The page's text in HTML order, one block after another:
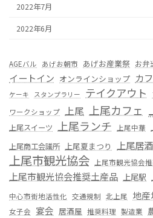
2022年7月
2022年6月
AGEバル あげお朝市 あげお産業祭 お弁
イートイン オンラインショップ カ
ケーキ スタンプラリー テイクアウト
ワークショップ 上尾 上尾カフェ
上尾スイーツ 上尾ランチ 上尾中華
上尾商工会議所 上尾夏まつり 上尾居
上尾市観光協会 上尾市観光協会
上尾市観光協会推奨土産品 上尾駅
中心市街地活性化 交通規制 北上尾 地産
女子会 宴会 居酒屋 推奨料理 製造業